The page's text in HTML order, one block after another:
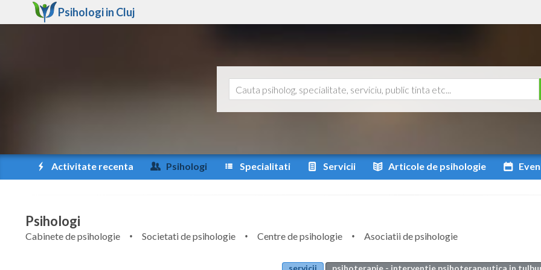
Psihologi in Cluj
Activitate recenta Psihologi Specialitati Servicii Articole de psihologie
Psihologi
Cabinete de psihologie Societati de psihologie Centre de psihologie
Asociatii de psihologie
servicii
psihoterapie - interventie psihoterapeutica in